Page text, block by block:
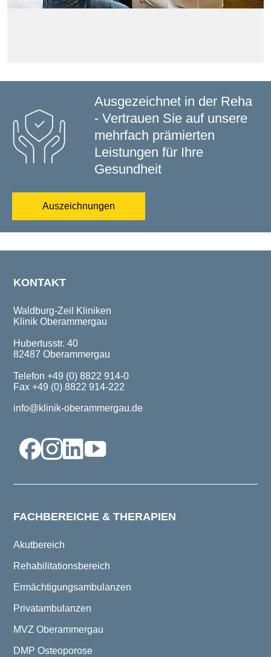
Ausgezeichnet in der Reha
- Vertrauen Sie auf unsere
mehrfach prämierten
Leistungen für Ihre
Gesundheit
Auszeichnungen
KONTAKT
Waldburg-Zeil Kliniken
Klinik Oberammergau
Hubertusstr. 40
82487 Oberammergau
Telefon +49 (0) 8822 914-0
Fax +49 (0) 8822 914-222
info@klinik-oberammergau.de
FACHBEREICHE & THERAPIEN
Akutbereich
Rehabilitationsbereich
Ermächtigungsambulanzen
Privatambulanzen
MVZ Oberammergau
DMP Osteoporose